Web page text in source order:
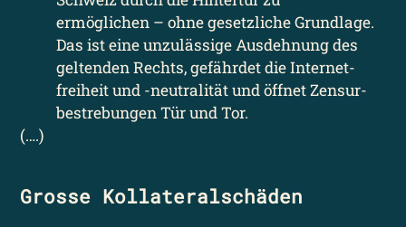
ermöglichen – ohne gesetzliche Grundlage.
Das ist eine unzulässige Ausdehnung des
geltenden Rechts, gefährdet die Internet­
freiheit und -neutralität und öffnet Zensur­
bestrebungen Tür und Tor.
(….)
Grosse Kollateral­schäden